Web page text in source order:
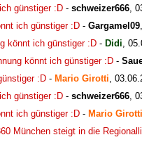
günstiger :D - schweizer666
ich günstiger :D - Gargamel09
könnt ich günstiger :D - Didi
könnt ich günstiger :D -
:D - Mario Girotti
günstiger :D - schweizer666
ich günstiger :D - Mario Girotti
München steigt in die